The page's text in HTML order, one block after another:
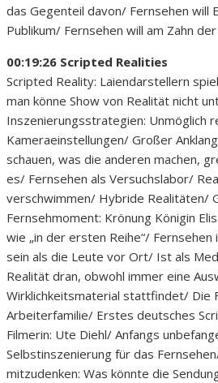
das Gegenteil davon/ Fernsehen will
Publikum/ Fernsehen will am Zahn
00:19:26 Scripted Realities
Scripted Reality: Laiendarstellern
man könne Show von Realität nicht
Inszenierungsstrategien: Unmöglich
Kameraeinstellungen/ Großer
schauen, was die anderen machen,
es/ Fernsehen als Versuchslabor/
verschwimmen/ Hybride Realitäten/
Fernsehmoment: Krönung Königin
wie „in der ersten Reihe“/
sein als die Leute vor Ort/ Ist als
Realität dran, obwohl immer eine
Wirklichkeitsmaterial stattfindet/ Die
Arbeiterfamilie/ Erstes deutsches
Filmerin: Ute Diehl/ Anfangs
Selbstinszenierung für das
mitzudenken: Was könnte die